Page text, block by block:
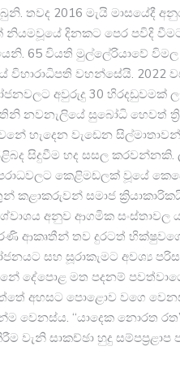
තවද 2016 මැයි මාසයේදී
දිනකට පෙර පවිදි වීමට
65 විය​ති මුල්ලේරියාවේ
වහන්සේයි. 2022
අවුරුදු 30 හිරදඩුවමක්
නවනැලියේ සුබෝධි හෙවත්
හැදෙ​න වැඩෙන
සිදුවීම හද සසල කරවන්නකි.
කෙළිමඩලක් වූයේ
කළාකරුවන් සමාජ
අනුව ආගමික සංස්තාවල
ආකෘතීන් තව දුරටත්
සහ ​සූරාකැමට අවශ්‍ය
දේපොළ මත පදනම්
අහසට පොළොව වගෙ
වෙනස්ය. “යාදෙක නොරත
වැනි සාකච්ඡා හුදු